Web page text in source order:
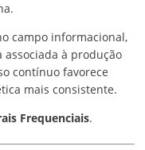
campo informacional,
à produção
contínuo favorece
mais consistente.
Frequenciais.